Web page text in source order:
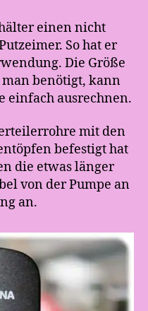
einen nicht
So hat er
Die Größe
man benötigt, kann
einfach ausrechnen.
mit den
befestigt hat
die etwas länger
von der Pumpe an
an.